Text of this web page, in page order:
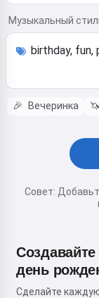
Музыкальный
🎉 Вечеринка 🦄
Совет:
день
Сделайте